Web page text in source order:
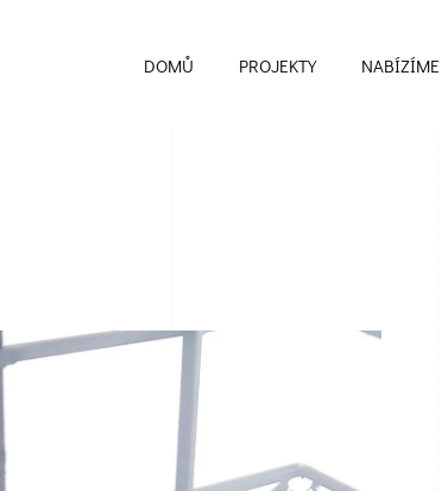
DOMŮ PROJEKTY NABÍZÍME